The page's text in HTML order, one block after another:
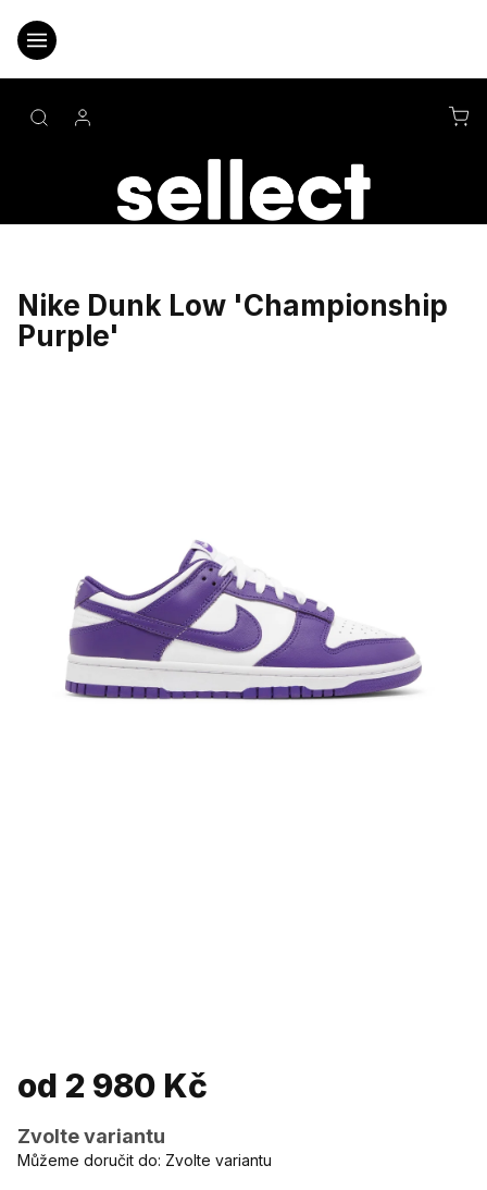
obsah
Nike Dunk Low 'Championship
Purple'
od 2 980 Kč
Zvolte variantu
Můžeme doručit do: Zvolte variantu